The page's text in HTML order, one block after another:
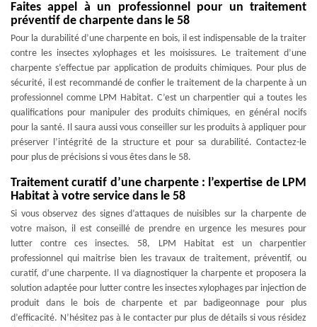
Faites appel à un professionnel pour un traitement
préventif de charpente dans le 58
Pour la durabilité d’une charpente en bois, il est indispensable de la traiter
contre les insectes xylophages et les moisissures. Le traitement d’une
charpente s’effectue par application de produits chimiques. Pour plus de
sécurité, il est recommandé de confier le traitement de la charpente à un
professionnel comme LPM Habitat. C’est un charpentier qui a toutes les
qualifications pour manipuler des produits chimiques, en général nocifs
pour la santé. Il saura aussi vous conseiller sur les produits à appliquer pour
préserver l’intégrité de la structure et pour sa durabilité. Contactez-le
pour plus de précisions si vous êtes dans le 58.
Traitement curatif d’une charpente : l’expertise de LPM
Habitat à votre service dans le 58
Si vous observez des signes d’attaques de nuisibles sur la charpente de
votre maison, il est conseillé de prendre en urgence les mesures pour
lutter contre ces insectes. 58, LPM Habitat est un charpentier
professionnel qui maitrise bien les travaux de traitement, préventif, ou
curatif, d’une charpente. Il va diagnostiquer la charpente et proposera la
solution adaptée pour lutter contre les insectes xylophages par injection de
produit dans le bois de charpente et par badigeonnage pour plus
d’efficacité. N’hésitez pas à le contacter pur plus de détails si vous résidez